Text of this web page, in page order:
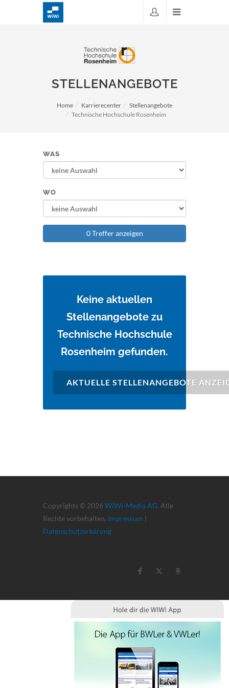
STELLENANGEBOTE
Home Karrierecenter
Stellenangebote
Technische Hochschule Rosenheim
WAS
WO
0 Treffer anzeigen
Keine aktuellen
Stellenangebote zu
Technische Hochschule
Rosenheim gefunden.
AKTUELLE STELLENANGEBOTE
Copyrights © 2026 WiWi-Media AG. Alle
Rechte vorbehalten. Impressum |
Datenschutzerkärung